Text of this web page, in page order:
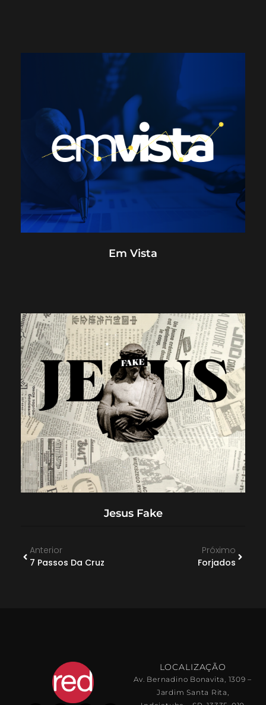
Em Vista
Jesus Fake
Anterior
7 Passos Da Cruz
Próximo
Forjados
LOCALIZAÇÃO
Av. Bernadino Bonavita, 1309 –
Jardim Santa Rita,